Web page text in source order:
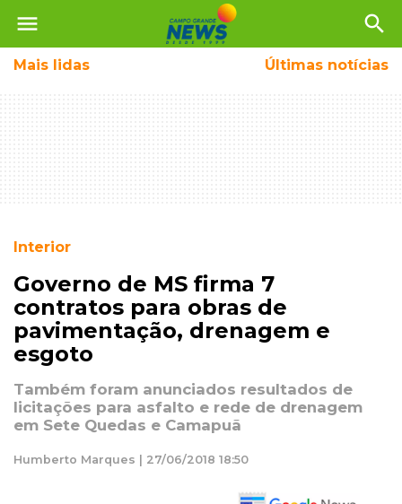
menu search
Mais lidas Últimas notícias
Interior
Governo de MS firma 7
contratos para obras de
pavimentação, drenagem e
esgoto
Também foram anunciados resultados de
licitações para asfalto e rede de drenagem
em Sete Quedas e Camapuã
Humberto Marques | 27/06/2018 18:50